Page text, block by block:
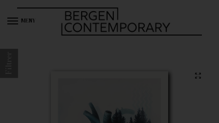
MENY
Filtrer